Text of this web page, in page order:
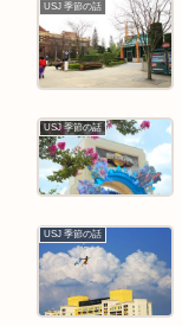
USJ 季節の話
USJ 季節の話
USJ 季節の話